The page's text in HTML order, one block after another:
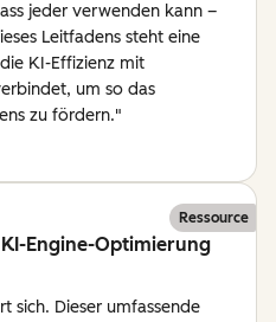
jeder verwenden kann –
Leitfadens steht eine
KI-Effizienz mit
um so das
zu fördern."
Ressource
Engine-Optimierung
sich. Dieser umfassende